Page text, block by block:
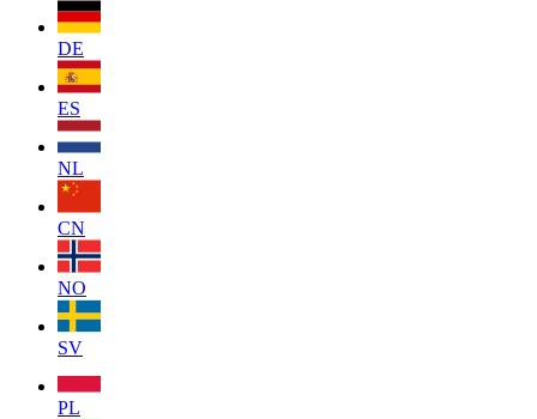
DE
ES
NL
CN
NO
SV
PL